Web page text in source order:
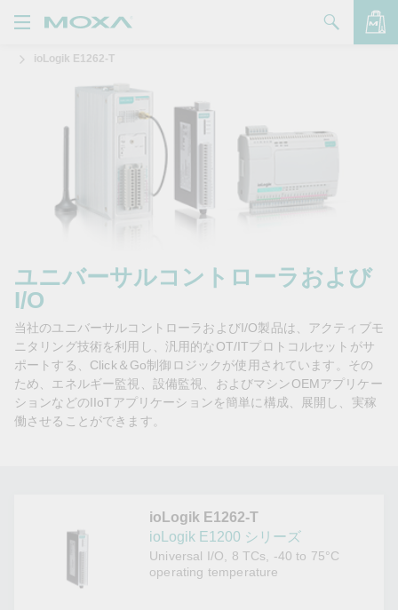
品
問い合わせ
ートナー・ゾーン
Moxa
ioLogik E1262-T
ユニバーサルコントローラおよび
I/O
当社のユニバーサルコントローラおよびI/O製品は、アクティブモ
ニタリング技術を利用し、汎用的なOT/ITプロトコルセットがサ
ポートする、Click＆Go制御ロジックが使用されています。その
ため、エネルギー監視、設備監視、およびマシンOEMアプリケー
ションなどのIIoTアプリケーションを簡単に構成、展開し、実稼
働させることができます。
ioLogik E1262-T
ioLogik E1200 シリーズ
Universal I/O, 8 TCs, -40 to 75°C
operating temperature